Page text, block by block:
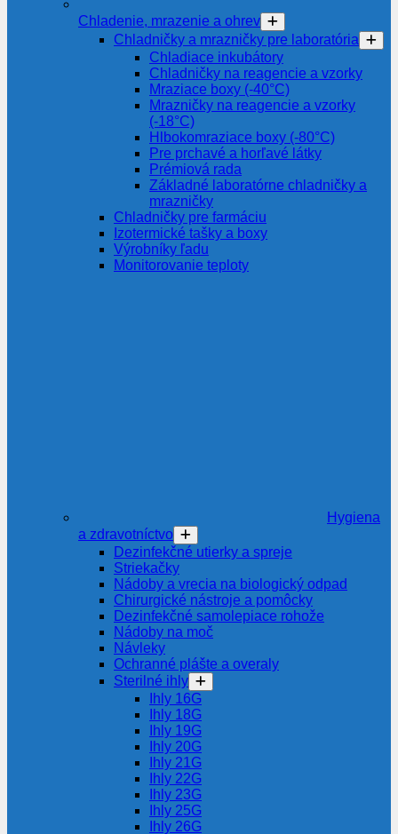
Chladenie, mrazenie a ohrev
Chladničky a mrazničky pre laboratória
Chladiace inkubátory
Chladničky na reagencie a vzorky
Mraziace boxy (-40°C)
Mrazničky na reagencie a vzorky
(-18°C)
Hlbokomraziace boxy (-80°C)
Pre prchavé a horľavé látky
Prémiová rada
Základné laboratórne chladničky a
mrazničky
Chladničky pre farmáciu
Izotermické tašky a boxy
Výrobníky ľadu
Monitorovanie teploty
Hygiena
a zdravotníctvo
Dezinfekčné utierky a spreje
Striekačky
Nádoby a vrecia na biologický odpad
Chirurgické nástroje a pomôcky
Dezinfekčné samolepiace rohože
Nádoby na moč
Návleky
Ochranné plášte a overaly
Sterilné ihly
Ihly 16G
Ihly 18G
Ihly 19G
Ihly 20G
Ihly 21G
Ihly 22G
Ihly 23G
Ihly 25G
Ihly 26G